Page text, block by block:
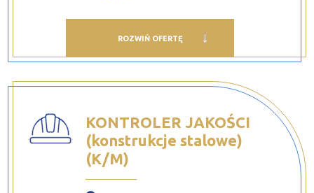
ROZWIŃ OFERTĘ
KONTROLER JAKOŚCI
(konstrukcje stalowe)
(K/M)